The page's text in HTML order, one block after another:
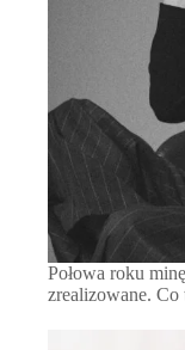
Połowa roku
zrealizowane. Co